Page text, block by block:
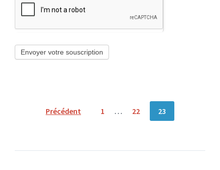
Envoyer votre souscription
Pagination
publications
Précédent 1 … 22 23